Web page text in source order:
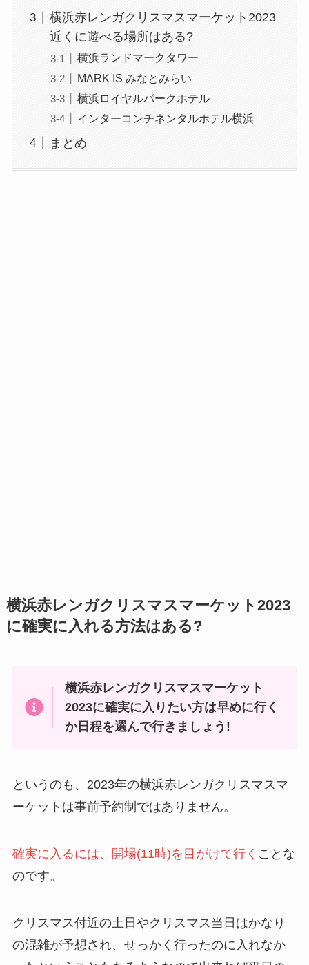
横浜赤レンガクリスマスマーケット2023
近くに遊べる場所はある?
横浜ランドマークタワー
MARK IS みなとみらい
横浜ロイヤルパークホテル
インターコンチネンタルホテル横浜
まとめ
横浜赤レンガクリスマスマーケット2023
に確実に入れる方法はある?
横浜赤レンガクリスマスマーケット
2023に確実に入りたい方は早めに行く
か日程を選んで行きましょう!
というのも、2023年の横浜赤レンガクリスマスマ
ーケットは事前予約制ではありません。
確実に入るには、開場(11時)を目がけて行く ことな
のです。
クリスマス付近の土日やクリスマス当日はかなり
の混雑が予想され、せっかく行ったのに入れなか